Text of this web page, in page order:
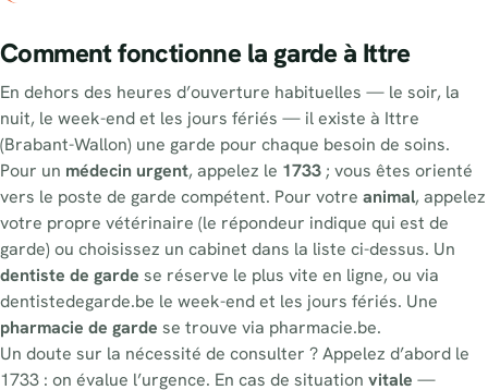
Comment fonctionne la garde à Ittre
En dehors des heures d’ouverture habituelles — le soir, la
nuit, le week-end et les jours fériés — il existe à Ittre
(Brabant-Wallon) une garde pour chaque besoin de soins.
Pour un médecin urgent, appelez le 1733; vous êtes orienté
vers le poste de garde compétent. Pour votre animal, appelez
votre propre vétérinaire (le répondeur indique qui est de
garde) ou choisissez un cabinet dans la liste ci-dessus. Un
dentiste de garde se réserve le plus vite en ligne, ou via
dentistedegarde.be le week-end et les jours fériés. Une
pharmacie de garde se trouve via pharmacie.be.
Un doute sur la nécessité de consulter ? Appelez d’abord le
1733 : on évalue l’urgence. En cas de situation vitale —